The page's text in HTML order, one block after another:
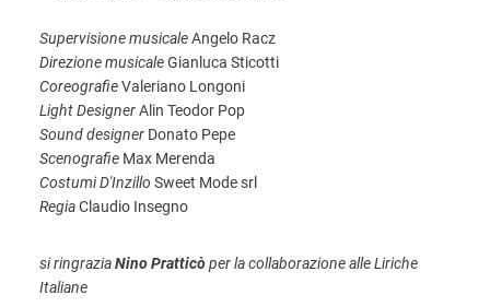
Supervisione musicaleAngelo Racz
Direzione musicaleGianluca Sticotti
CoreografieValeriano Longoni
Light DesignerAlin Teodor Pop
Sound designer Donato Pepe
Scenografie Max Merenda
Costumi D'Inzillo Sweet Mode srl
RegiaClaudio Insegno
si ringraziaNino Pratticòper la collaborazione alle Liriche
Italiane